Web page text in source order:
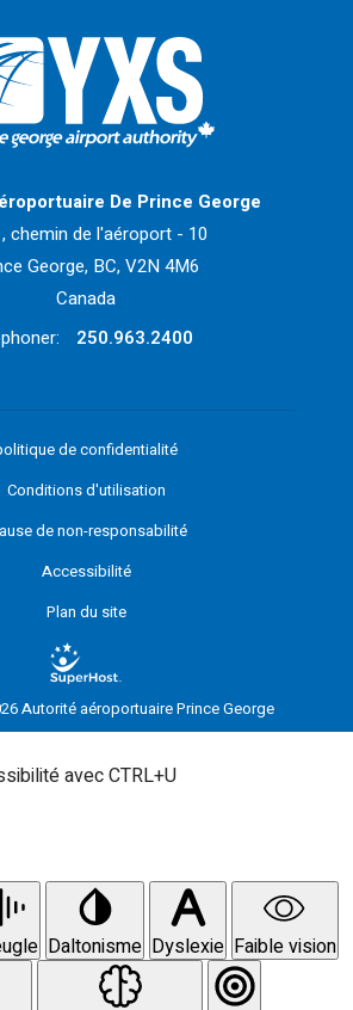
Retour à la page d'accueil>
De Prince George
chemin de l'aéroport - 10
George, BC, V2N 4M6
Canada
250.963.2400
de confidentialité
Conditions d'utilisation
de non-responsabilité
Accessibilité
Plan du site
Autorité aéroportuaire Prince George
avec CTRL+U
Daltonisme Dyslexie Faible vision